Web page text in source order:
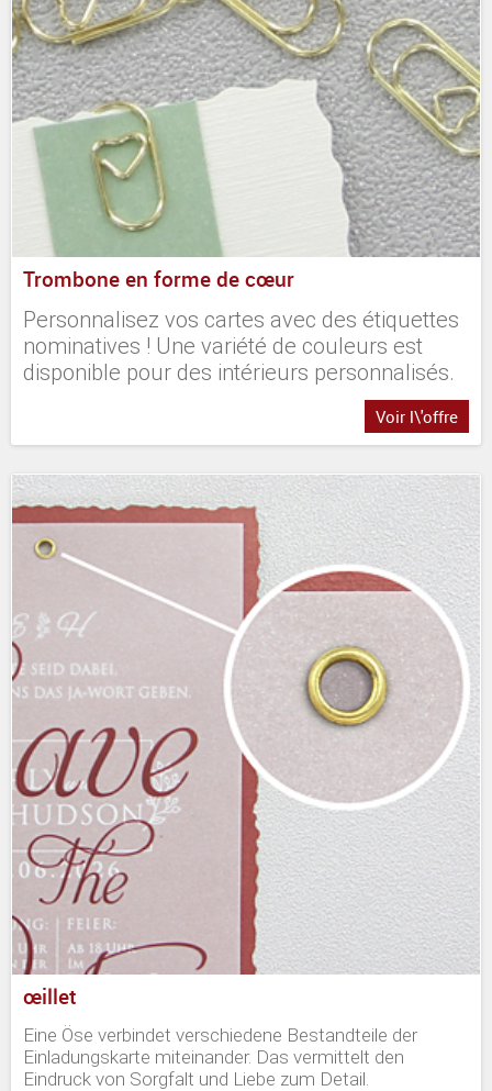
Trombone en forme de cœur
Personnalisez vos cartes avec des étiquettes
nominatives ! Une variété de couleurs est
disponible pour des intérieurs personnalisés.
Voir l\'offre
œillet
Eine Öse verbindet verschiedene Bestandteile der
Einladungskarte miteinander. Das vermittelt den
Eindruck von Sorgfalt und Liebe zum Detail.